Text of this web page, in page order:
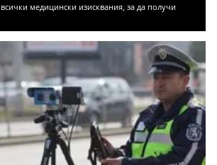
медицински изисквания, за да получи